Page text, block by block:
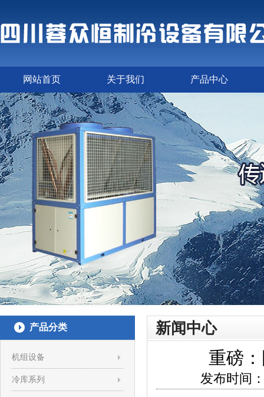
网站首页 关于我们 产品中心
产品分类
机组设备
冷库系列
新闻中心
重磅
发布时间